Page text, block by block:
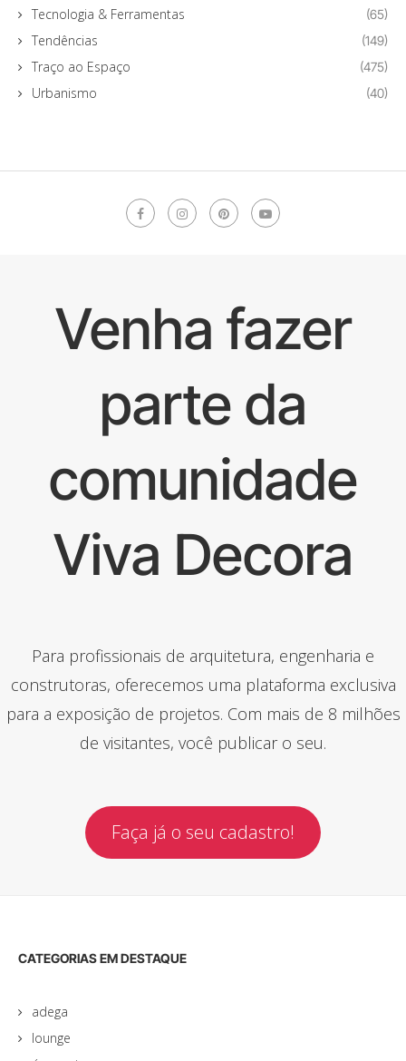
Tecnologia & Ferramentas (65)
Tendências (149)
Traço ao Espaço (475)
Urbanismo (40)
Venha fazer
parte da
comunidade
Viva Decora
Para profissionais de arquitetura, engenharia e
construtoras, oferecemos uma plataforma exclusiva
para a exposição de projetos. Com mais de 8 milhões
de visitantes, você publicar o seu.
Faça já o seu cadastro!
CATEGORIAS EM DESTAQUE
adega
lounge